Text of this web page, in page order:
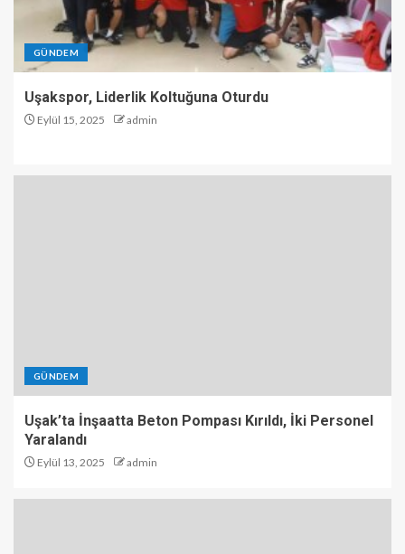
GÜNDEM
Uşakspor, Liderlik Koltuğuna Oturdu
Eylül 15, 2025 admin
GÜNDEM
Uşak’ta İnşaatta Beton Pompası Kırıldı, İki Personel
Yaralandı
Eylül 13, 2025 admin